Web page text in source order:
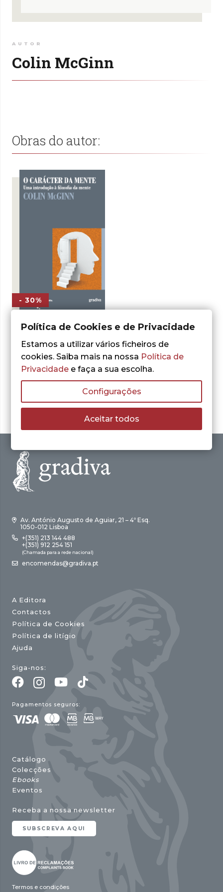
AUTOR
Colin McGinn
Obras do autor:
- 30%
O Carácter da
Mente
16,80€ O
original
16,80 €.
11,76€O
preço
atual
11,76 €.
LER MAIS
Av. António Augusto de Aguiar, 21 – 4º Esq.
1050-012 Lisboa
+(351) 213 144 488
+(351) 912 254 151
(Chamada para a rede nacional)
encomendas@gradiva.pt
A Editora
Contactos
Política de Cookies
Política de litígio
Ajuda
Siga-nos:
Pagamentos seguros:
Catálogo
Colecções
Ebooks
Eventos
Receba a nossa newsletter
SUBSCREVA AQUI
Termos e condições
Política de Cookies e de Privacidade
Estamos a utilizar vários ficheiros de
cookies. Saiba mais na nossa Política de
Privacidade e faça a sua escolha.
Configurações
Aceitar todos